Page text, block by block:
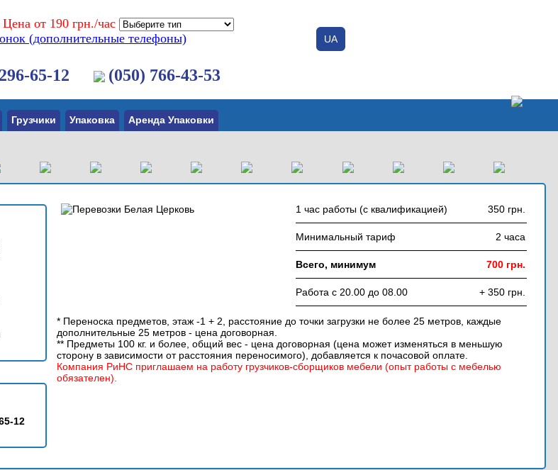
от 190 грн./час
(дополнительные телефоны)
65-12 (050) 766-43-53
UA
Грузчики Упаковка Аренда Упаковки
12
1 час работы (с квалификацией) 350 грн.
Минимальный тариф 2 часа
Всего, минимум 700 грн.
Работа с 20.00 до 08.00 + 350 грн.
* Переноска предметов, этаж -1 + 2, расстояние до точки загрузки не более 25 метров, каждые
дополнительные 25 метров - цена договорная.
** Предметы 100 кг. и более, общий вес - цена договорная (цена может изменяться в меньшую
сторону в зависимости от расстояния переносимого), добавляется к почасовой оплате.
Компания РиНС приглашаем на работу грузчиков-сборщиков мебели (опыт работы с мебелью
обязателен).